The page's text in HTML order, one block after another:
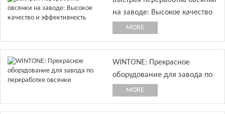
на заводе: Высокое качество
и эффективность
MORE
WINTONE: Прекрасное
оборудование для завода по
переработке овсянки
MORE